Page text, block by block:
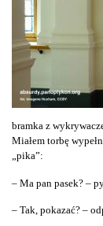
bramka z
Miałem torbę
„pika”:
– Ma pan pasek? –
– Tak, pokazać? –